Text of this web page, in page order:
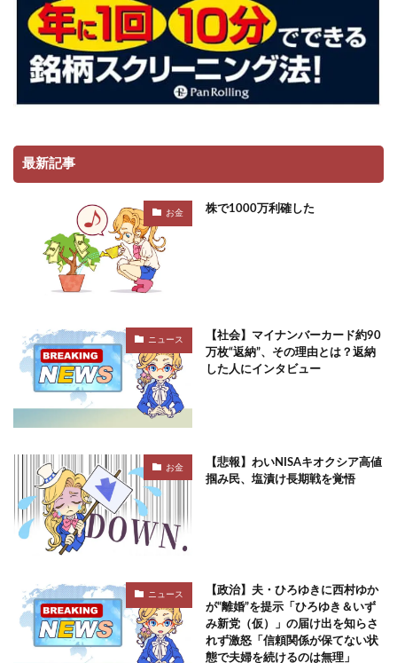
最新記事
お金 株で1000万利確した
ニュース
【社会】マイナンバーカード約90
万枚“返納”、その理由とは？返納
した人にインタビュー
お金
【悲報】わいNISAキオクシア高値
掴み民、塩漬け長期戦を覚悟
ニュース
【政治】夫・ひろゆきに西村ゆか
が“離婚”を提示「ひろゆき＆いず
み新党（仮）」の届け出を知らさ
れず激怒「信頼関係が保てない状
態で夫婦を続けるのは無理」